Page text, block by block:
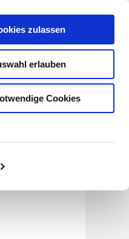
zulassen
erlauben
Cookies
Kundenlogin
Suche